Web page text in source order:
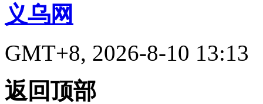
义乌网
GMT+8, 2026-8-10 13:13
返回顶部